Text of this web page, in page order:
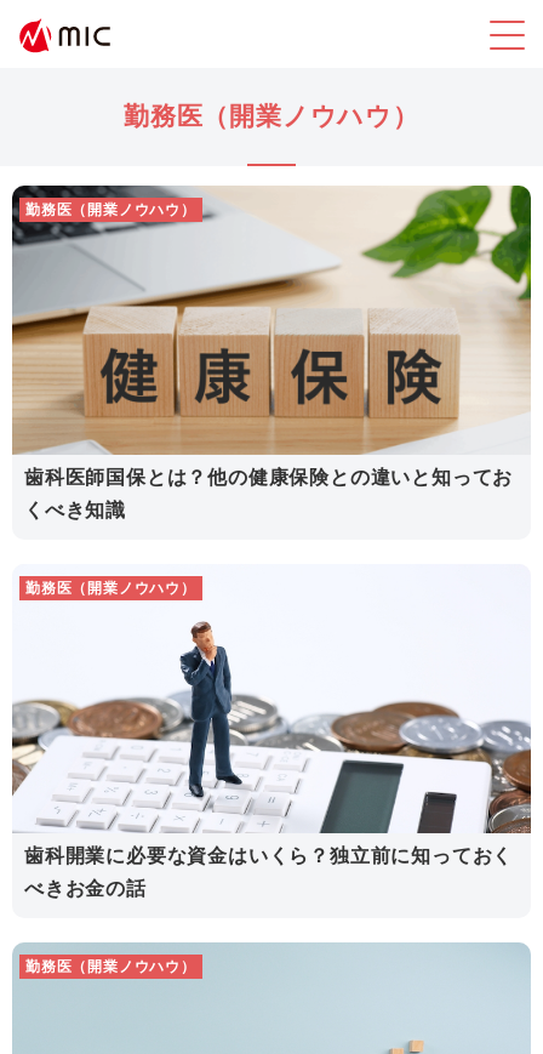
勤務医（開業ノウハウ）
勤務医（開業ノウハウ）
歯科医師国保とは？他の健康保険との違いと知ってお
くべき知識
勤務医（開業ノウハウ）
歯科開業に必要な資金はいくら？独立前に知っておく
べきお金の話
勤務医（開業ノウハウ）